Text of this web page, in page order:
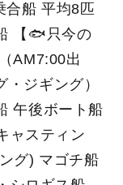
合船 平均8匹
【🐟只今の
AM7:00出
ジギング）
午後ボート船
ャスティン
グ) マゴチ船